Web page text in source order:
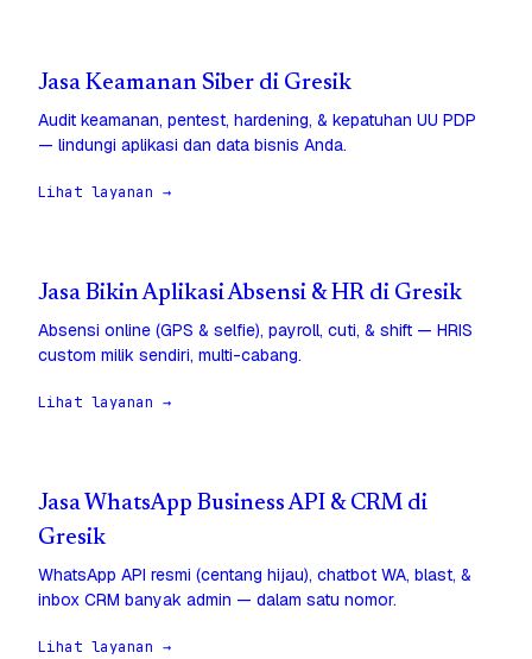
Jasa Keamanan Siber di Gresik
Audit keamanan, pentest, hardening, & kepatuhan UU PDP
— lindungi aplikasi dan data bisnis Anda.
Lihat layanan →
Jasa Bikin Aplikasi Absensi & HR di Gresik
Absensi online (GPS & selfie), payroll, cuti, & shift — HRIS
custom milik sendiri, multi-cabang.
Lihat layanan →
Jasa WhatsApp Business API & CRM di
Gresik
WhatsApp API resmi (centang hijau), chatbot WA, blast, &
inbox CRM banyak admin — dalam satu nomor.
Lihat layanan →